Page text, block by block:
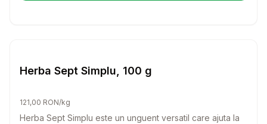
Herba Sept Simplu, 100 g
121,00 RON/kg
Herba Sept Simplu este un unguent versatil care ajuta la